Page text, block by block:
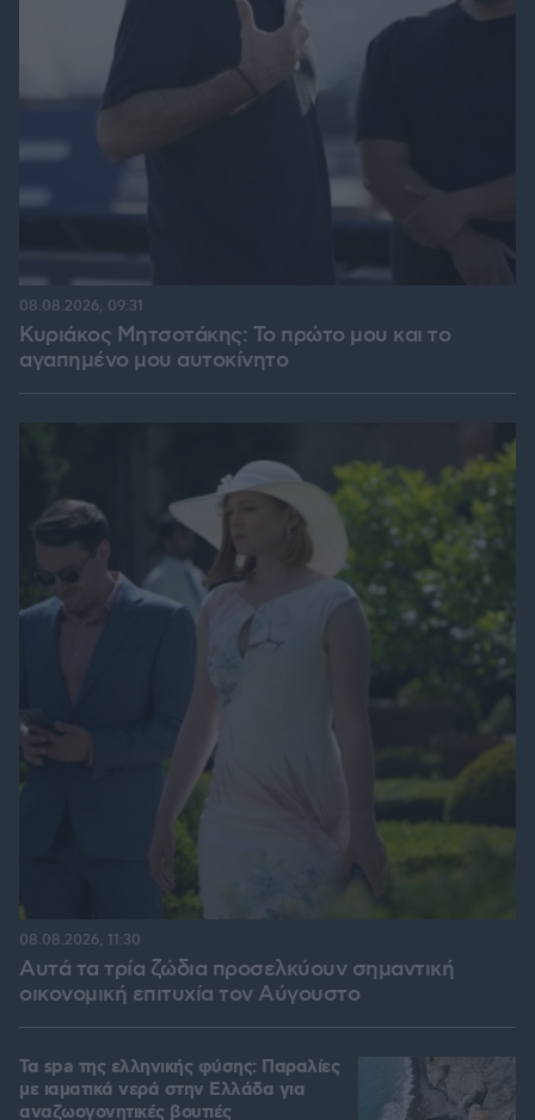
Κυριάκος Μητσοτάκης: Το πρώτο μου και το
αγαπημένο μου αυτοκίνητο
08.08.2026, 09:31
Αυτά τα τρία ζώδια προσελκύουν σημαντική
οικονομική επιτυχία τον Αύγουστο
08.08.2026, 11:30
Τα spa της ελληνικής φύσης: Παραλίες
με ιαματικά νερά στην Ελλάδα για
αναζωογονητικές βουτιές